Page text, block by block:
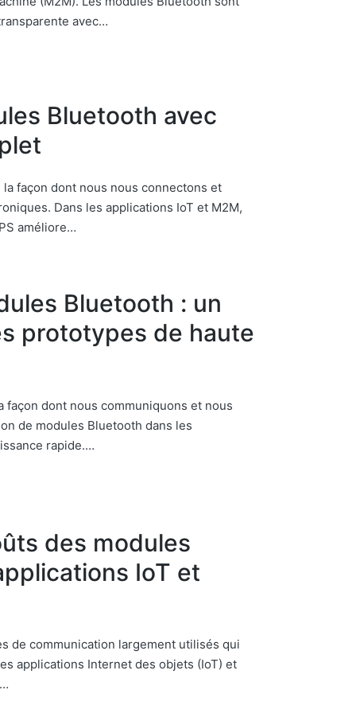
avec…
Bluetooth avec
façon dont nous nous connectons et
Dans les applications IoT et M2M,
améliore…
Bluetooth : un
prototypes de haute
dont nous communiquons et nous
de modules Bluetooth dans les
rapide.…
des modules
IoT et
de communication largement utilisés qui
applications Internet des objets (IoT) et